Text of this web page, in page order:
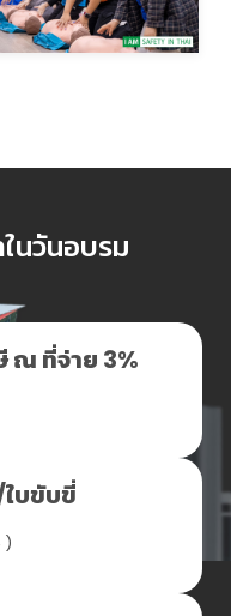
นวันอบรม
ณ ที่จ่าย 3%
บขับขี่
)